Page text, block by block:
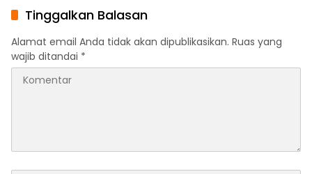
kepada Petani Desa
Baruga
Tinggalkan Balasan
Alamat email Anda tidak akan dipublikasikan. Ruas yang
wajib ditandai *